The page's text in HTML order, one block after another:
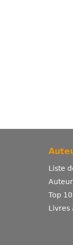
Liste
Top
Livres